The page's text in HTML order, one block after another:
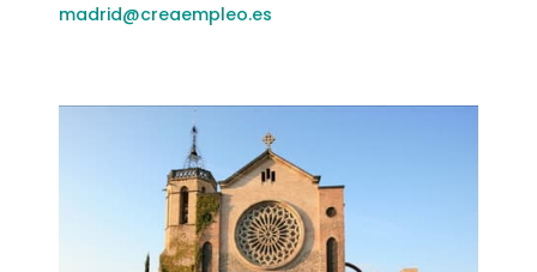
madrid@creaempleo.es